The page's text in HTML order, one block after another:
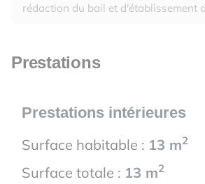
rédaction du bail et d'établissement
Prestations
Prestations intérieures
Surface habitable : 13 m2
Surface totale : 13 m2